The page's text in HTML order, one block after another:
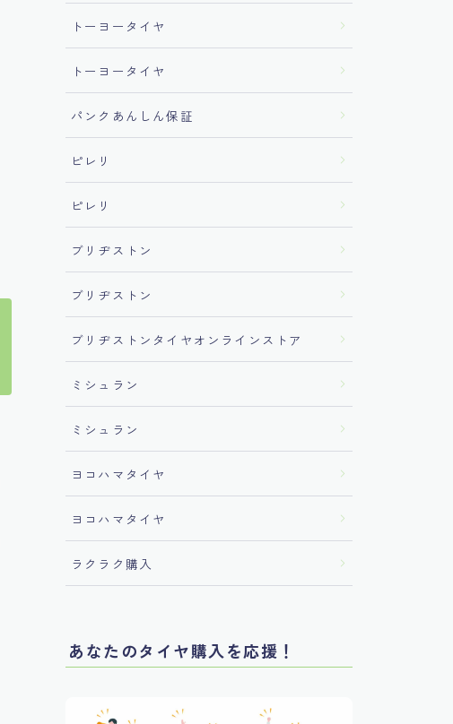
トーヨータイヤ
トーヨータイヤ
パンクあんしん保証
ピレリ
ピレリ
ブリヂストン
ブリヂストン
ブリヂストンタイヤオンラインストア
ミシュラン
ミシュラン
ヨコハマタイヤ
ヨコハマタイヤ
ラクラク購入
あなたのタイヤ購入を応援！